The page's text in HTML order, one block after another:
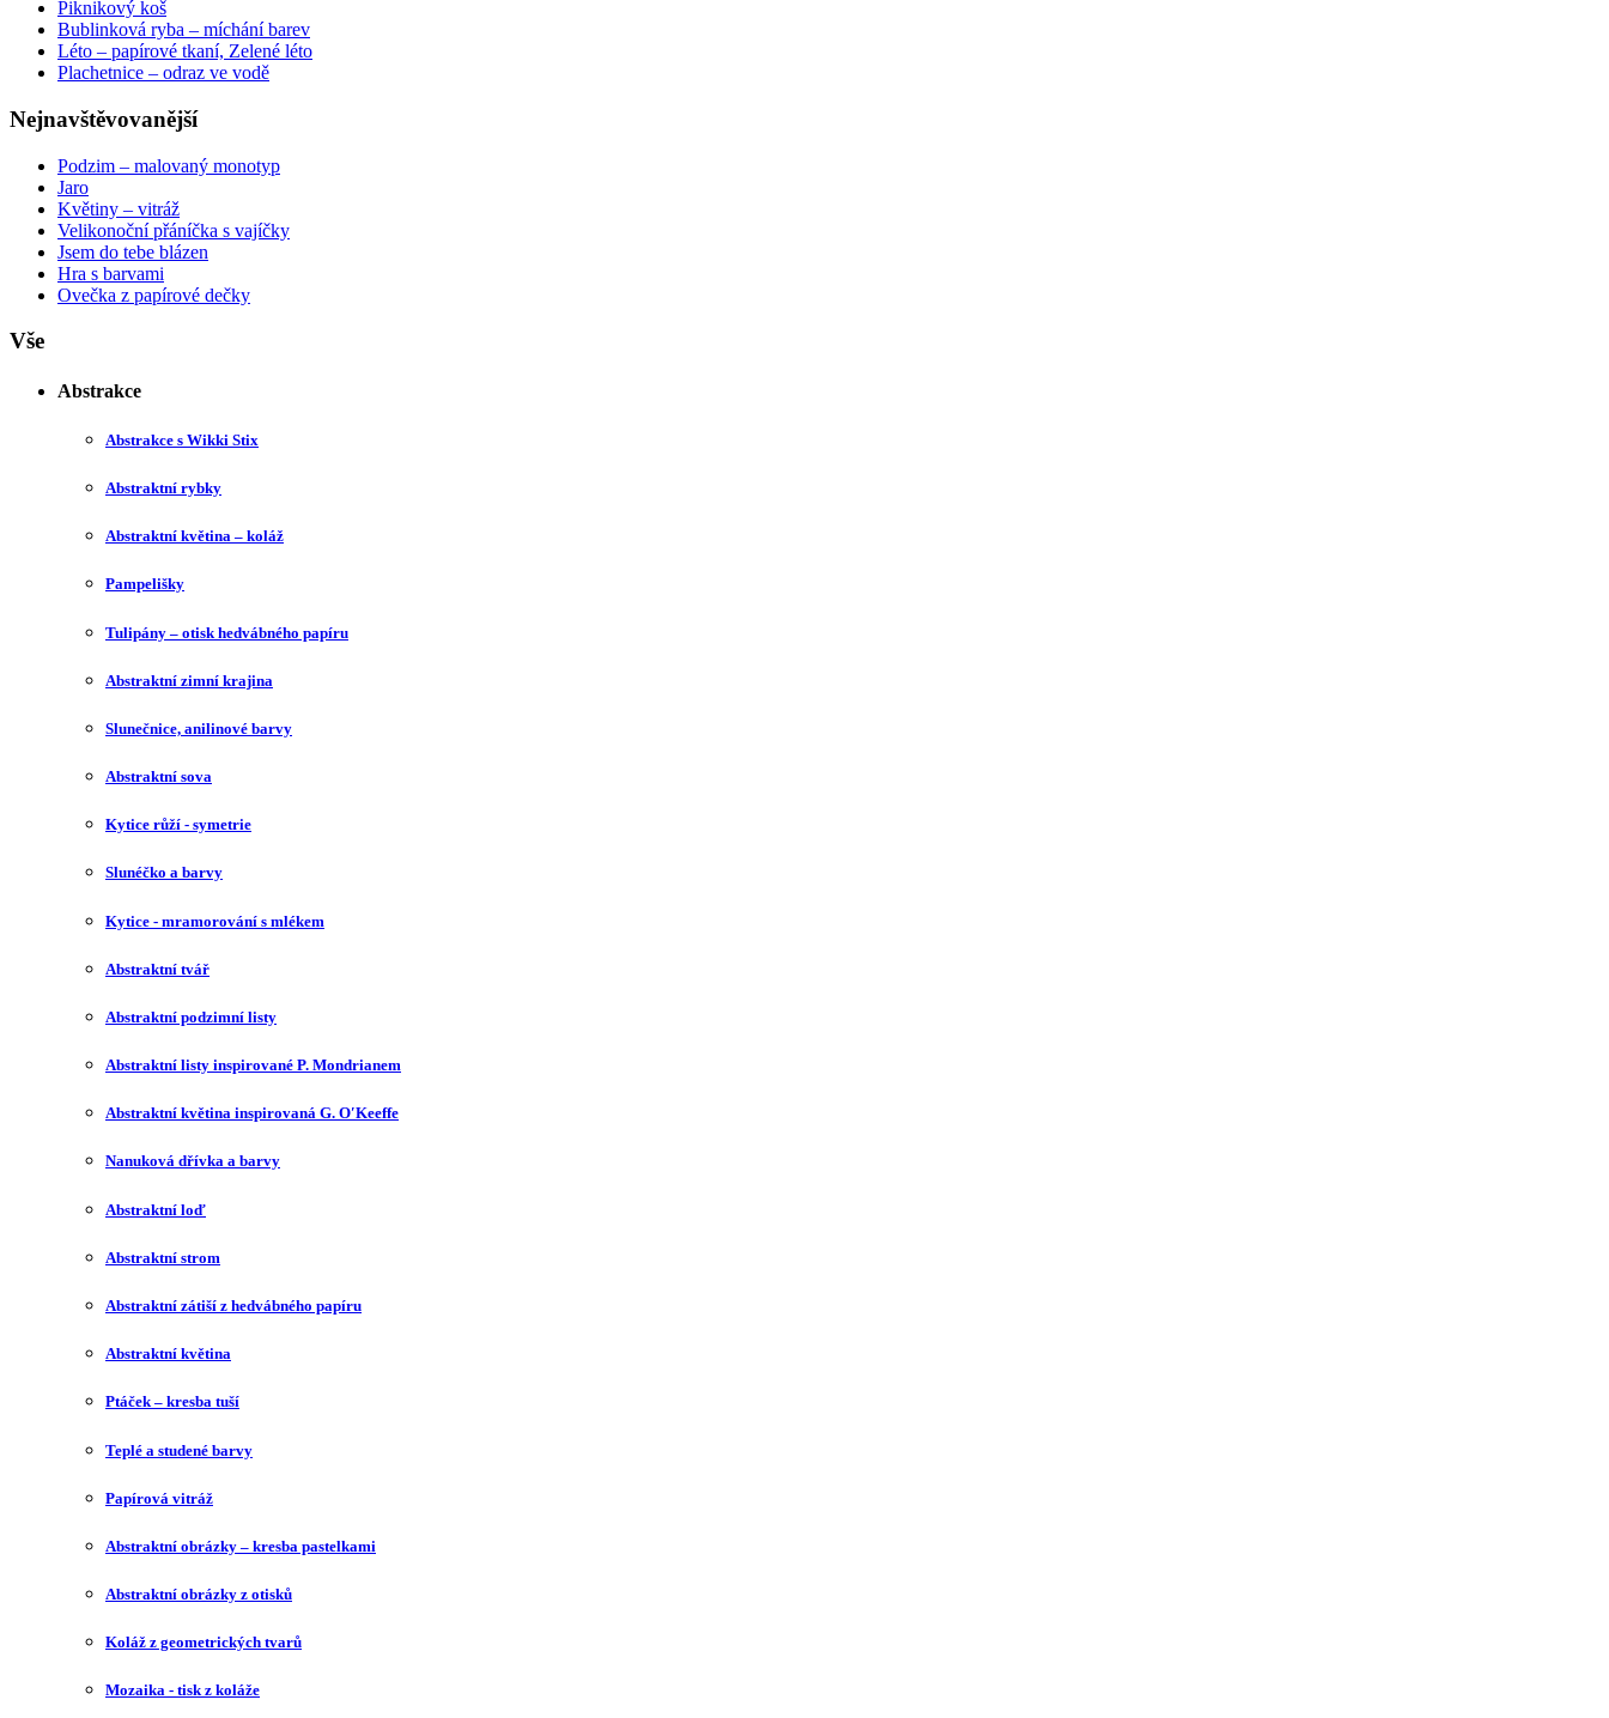
Piknikový koš
Bublinková ryba – míchání barev
Léto – papírové tkaní, Zelené léto
Plachetnice – odraz ve vodě
Nejnavštěvovanější
Podzim – malovaný monotyp
Jaro
Květiny – vitráž
Velikonoční přáníčka s vajíčky
Jsem do tebe blázen
Hra s barvami
Ovečka z papírové dečky
Vše
Abstrakce
Abstrakce s Wikki Stix
Abstraktní rybky
Abstraktní květina – koláž
Pampelišky
Tulipány – otisk hedvábného papíru
Abstraktní zimní krajina
Slunečnice, anilinové barvy
Abstraktní sova
Kytice růží - symetrie
Slunéčko a barvy
Kytice - mramorování s mlékem
Abstraktní tvář
Abstraktní podzimní listy
Abstraktní listy inspirované P. Mondrianem
Abstraktní květina inspirovaná G. O′Keeffe
Nanuková dřívka a barvy
Abstraktní loď
Abstraktní strom
Abstraktní zátiší z hedvábného papíru
Abstraktní květina
Ptáček – kresba tuší
Teplé a studené barvy
Papírová vitráž
Abstraktní obrázky – kresba pastelkami
Abstraktní obrázky z otisků
Koláž z geometrických tvarů
Mozaika - tisk z koláže